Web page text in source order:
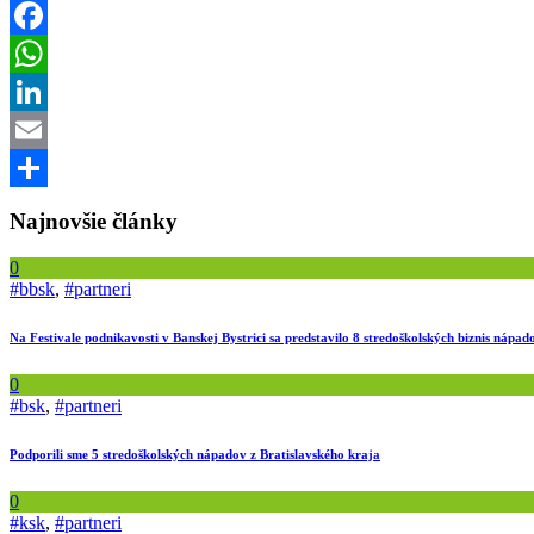
Facebook
WhatsApp
LinkedIn
Email
Najnovšie články
0
#bbsk, #partneri
Na Festivale podnikavosti v Banskej Bystrici sa predstavilo 8 stredoškolských biznis
0
#bsk, #partneri
Podporili sme 5 stredoškolských nápadov z Bratislavského kraja
0
#ksk, #partneri